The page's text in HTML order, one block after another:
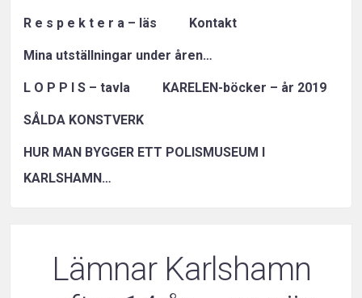
R e s p e k t e r a – läs Kontakt
Mina utställningar under åren…
L O P P I S – tavla KARELEN-böcker – år 2019
SÅLDA KONSTVERK
HUR MAN BYGGER ETT POLISMUSEUM I
KARLSHAMN…
Lämnar Karlshamn